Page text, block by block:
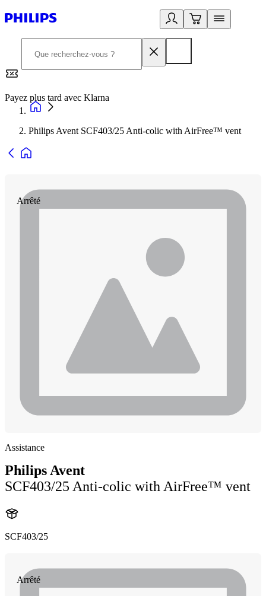
Payez plus tard avec Klarna
Philips Avent SCF403/25 Anti-colic with AirFree™ vent
Arrêté
Assistance
Philips Avent
SCF403/25 Anti-colic with AirFree™ vent
SCF403/25
Arrêté